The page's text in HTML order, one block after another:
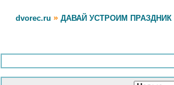
dvorec.ru » ДАВАЙ УСТРОИМ ПРАЗДНИК